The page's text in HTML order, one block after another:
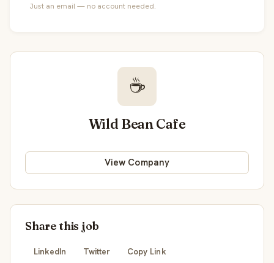
Just an email — no account needed.
☕
Wild Bean Cafe
View Company
Share this job
LinkedIn Twitter Copy Link